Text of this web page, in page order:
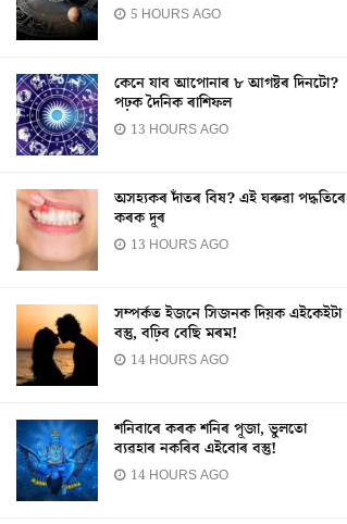
5 HOURS AGO
কেনে যাব আপোনাৰ ৮ আগষ্টৰ দিনটো?
পঢ়ক দৈনিক ৰাশিফল
13 HOURS AGO
অসহ্যকৰ দাঁতৰ বিষ? এই ঘৰুৱা পদ্ধতিৰে
কৰক দূৰ
13 HOURS AGO
সম্পৰ্কত ইজনে সিজনক দিয়ক এইকেইটা
বস্তু, বঢ়িব বেছি মৰম!
14 HOURS AGO
শনিবাৰে কৰক শনিৰ পূজা, ভুলতো
ব্যৱহাৰ নকৰিব এইবোৰ বস্তু!
14 HOURS AGO